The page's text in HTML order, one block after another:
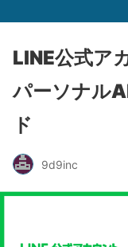
LINE公式ア
パーソナル
ド
9d9inc